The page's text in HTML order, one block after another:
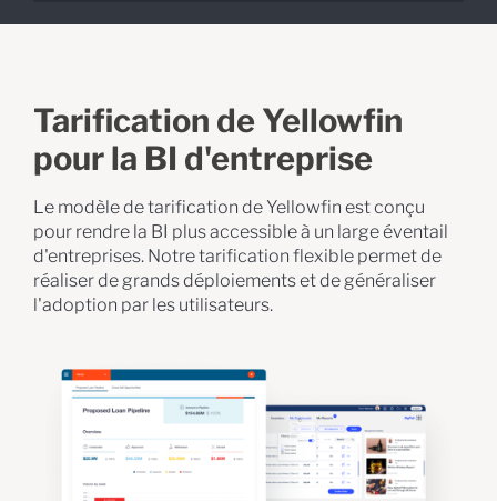
Tarification de Yellowfin
pour la BI d'entreprise
Le modèle de tarification de Yellowfin est conçu
pour rendre la BI plus accessible à un large éventail
d'entreprises. Notre tarification flexible permet de
réaliser de grands déploiements et de généraliser
l'adoption par les utilisateurs.